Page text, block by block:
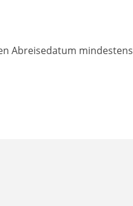
Abreisedatum mindestens